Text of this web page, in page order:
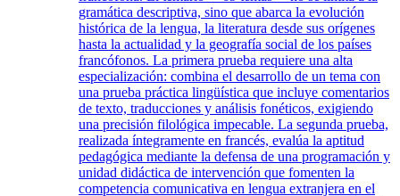
gramática descriptiva, sino que abarca la evolución
histórica de la lengua, la literatura desde sus orígenes
hasta la actualidad y la geografía social de los países
francófonos. La primera prueba requiere una alta
especialización: combina el desarrollo de un tema con
una prueba práctica lingüística que incluye comentarios
de texto, traducciones y análisis fonéticos, exigiendo
una precisión filológica impecable. La segunda prueba,
realizada íntegramente en francés, evalúa la aptitud
pedagógica mediante la defensa de una programación y
unidad didáctica de intervención que fomenten la
competencia comunicativa en lengua extranjera en el